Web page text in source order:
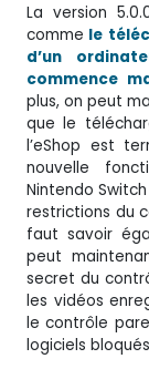
La version
comme le
d’un
commence
plus, on peut
que le
l’eShop est
nouvelle
Nintendo
restrictions du
faut savoir
peut
secret du
les vidéos
le contrôle
logiciels